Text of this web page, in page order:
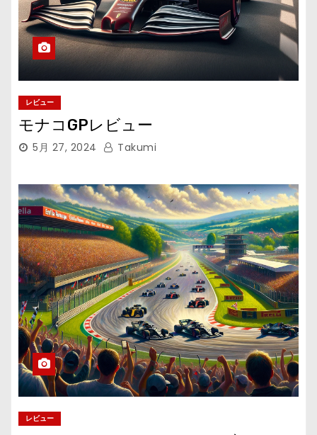
レビュー
モナコGPレビュー
5月 27, 2024 Takumi
レビュー